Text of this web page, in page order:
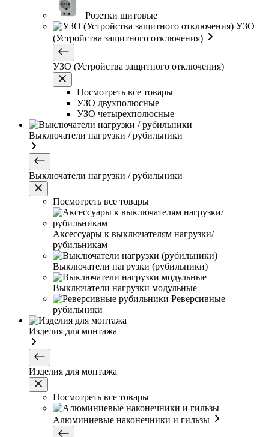
Розетки щитовые
УЗО
(Устройства защитного отключения)
УЗО (Устройства защитного отключения)
Посмотреть все товары
УЗО двухполюсные
УЗО четырехполюсные
Выключатели нагрузки / рубильники
Выключатели нагрузки / рубильники
Посмотреть все товары
Аксессуары к выключателям нагрузки/
рубильникам
Выключатели нагрузки (рубильники)
Выключатели нагрузки модульные
Реверсивные
рубильники
Изделия для монтажа
Изделия для монтажа
Посмотреть все товары
Алюминиевые наконечники и гильзы